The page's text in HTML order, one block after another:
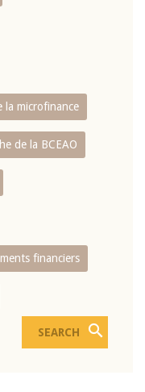
la microfinance
de la BCEAO
financiers